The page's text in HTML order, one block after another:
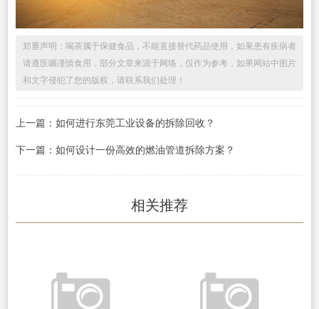
郑重声明：喝茶属于保健食品，不能直接替代药品使用，如果患有疾病者
请遵医嘱谨慎食用，部分文章来源于网络，仅作为参考，如果网站中图片
和文字侵犯了您的版权，请联系我们处理！
上一篇：如何进行东莞工业设备的拆除回收？
下一篇：如何设计一份高效的燃油管道拆除方案？
相关推荐